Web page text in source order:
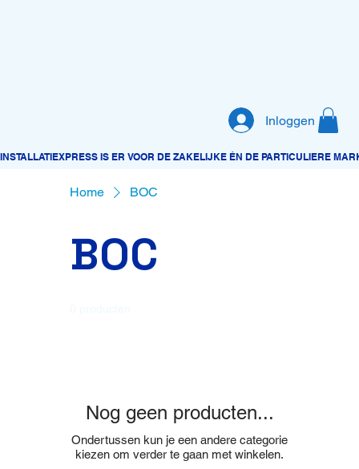
Inloggen
Home BOC
BOC
Nog geen producten...
Ondertussen kun je een andere categorie
kiezen om verder te gaan met winkelen.